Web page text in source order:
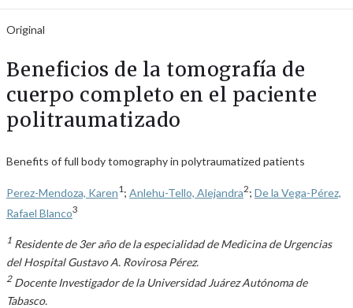
Original
Beneficios de la tomografía de
cuerpo completo en el paciente
politraumatizado
Benefits of full body tomography in polytraumatized patients
Perez-Mendoza, Karen1 ; Anlehu-Tello, Alejandra2; De la Vega-Pérez,
Rafael Blanco3
1 Residente de 3er año de la especialidad de Medicina de Urgencias
del Hospital Gustavo A. Rovirosa Pérez.
2Docente Investigador de la Universidad Juárez Autónoma de
Tabasco.